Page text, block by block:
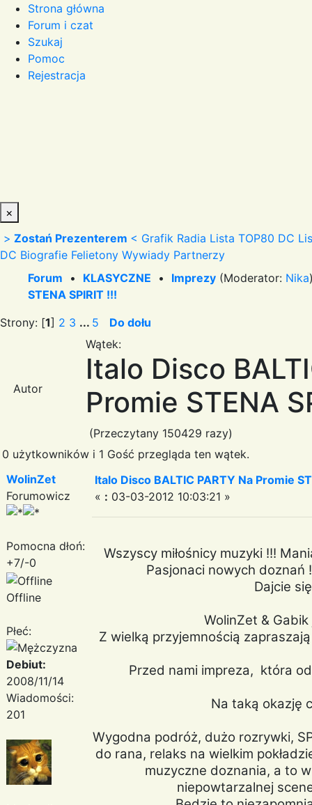
Strona główna
Forum i czat
Szukaj
Pomoc
Rejestracja
×
> Zostań Prezenterem < Grafik Radia Lista TOP80 DC
DC Biografie Felietony Wywiady Partnerzy
Forum • KLASYCZNE • Imprezy (Moderator: Nika
STENA SPIRIT !!!
Strony: [1] 2 3 ... 5 Do dołu
Autor
Wątek:
Italo Disco
Promie STENA
(Przeczytany 150429 razy)
0 użytkowników i 1 Gość przegląda ten wątek.
WolinZet
Forumowicz
Pomocna dłoń:
+7/-0
Offline
Płeć:
Debiut:
2008/11/14
Wiadomości:
201
Italo Disco BALTIC PARTY Na Promie
« : 03-03-2012 10:03:21 »
Wszyscy miłośnicy muzyki !!!
Pasjonaci nowych doznań
Dajcie
WolinZet &
Z wielką przyjemnością
Przed nami impreza, która
Na taką okazję
Wygodna podróż, dużo rozrywki,
do rana, relaks na wielkim
muzyczne doznania, a to
niepowtarzalnej